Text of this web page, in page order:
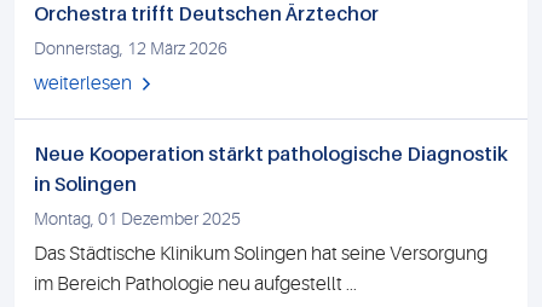
Orchestra trifft Deutschen Ärztechor
Donnerstag, 12 März 2026
weiterlesen
Neue Kooperation stärkt pathologische Diagnostik
in Solingen
Montag, 01 Dezember 2025
Das Städtische Klinikum Solingen hat seine Versorgung
im Bereich Pathologie neu aufgestellt ...